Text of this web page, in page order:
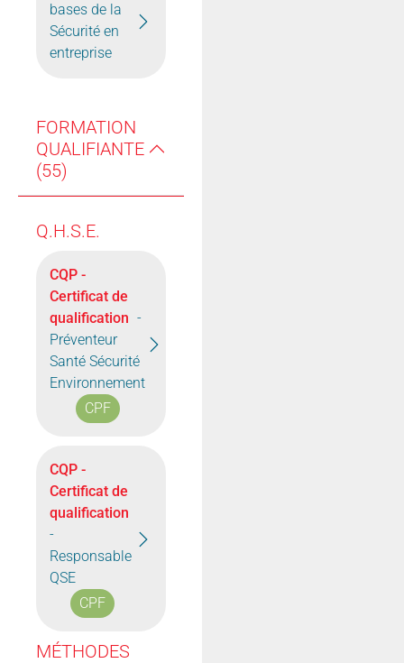
bases de la
Sécurité en
entreprise
FORMATION
QUALIFIANTE
(55)
Q.H.S.E.
CQP -
Certificat de
qualification -
Préventeur
Santé Sécurité
Environnement
CPF
CQP -
Certificat de
qualification
-
Responsable
QSE
CPF
MÉTHODES